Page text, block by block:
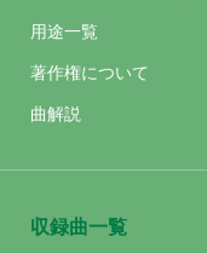
用途一覧
著作権について
曲解説
収録曲一覧